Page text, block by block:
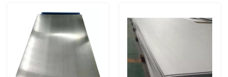
Инколой 800 Материал
Материал Inconel 718